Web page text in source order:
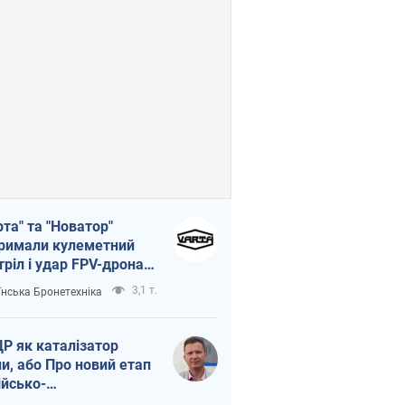
та "Новатор"
кулеметний
і удар FPV-дрона,
життя
ЗСУ
Бронетехніка 3,1 т.
як каталізатор
або Про новий етап